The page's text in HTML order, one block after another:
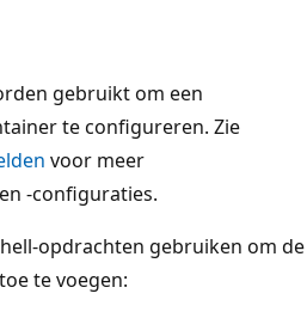
gebruikt om een
te configureren. Zie
voor meer
-configuraties.
opdrachten gebruiken om de
te voegen: